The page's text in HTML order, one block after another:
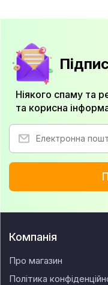
Ніякого спаму та
та корисна
Компанія
Про магазин
Політика